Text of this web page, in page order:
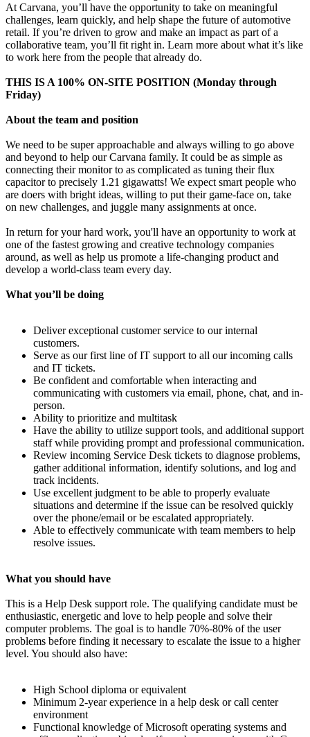
At Carvana, you’ll have the opportunity to take on meaningful
challenges, learn quickly, and help shape the future of automotive
retail. If you’re driven to grow and make an impact as part of a
collaborative team, you’ll fit right in. Learn more about what it’s like
to work here from the people that already do.
THIS IS A 100% ON-SITE POSITION (Monday through
Friday)
About the team and position
We need to be super approachable and always willing to go above
and beyond to help our Carvana family. It could be as simple as
connecting their monitor to as complicated as tuning their flux
capacitor to precisely 1.21 gigawatts! We expect smart people who
are doers with bright ideas, willing to put their game-face on, take
on new challenges, and juggle many assignments at once.
In return for your hard work, you'll have an opportunity to work at
one of the fastest growing and creative technology companies
around, as well as help us promote a life-changing product and
develop a world-class team every day.
What you’ll be doing
Deliver exceptional customer service to our internal
customers.
Serve as our first line of IT support to all our incoming calls
and IT tickets.
Be confident and comfortable when interacting and
communicating with customers via email, phone, chat, and in-
person.
Ability to prioritize and multitask
Have the ability to utilize support tools, and additional support
staff while providing prompt and professional communication.
Review incoming Service Desk tickets to diagnose problems,
gather additional information, identify solutions, and log and
track incidents.
Use excellent judgment to be able to properly evaluate
situations and determine if the issue can be resolved quickly
over the phone/email or be escalated appropriately.
Able to effectively communicate with team members to help
resolve issues.
What you should have
This is a Help Desk support role. The qualifying candidate must be
enthusiastic, energetic and love to help people and solve their
computer problems. The goal is to handle 70%-80% of the user
problems before finding it necessary to escalate the issue to a higher
level. You should also have:
High School diploma or equivalent
Minimum 2-year experience in a help desk or call center
environment
Functional knowledge of Microsoft operating systems and